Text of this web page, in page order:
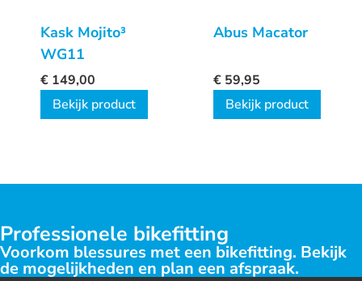
Kask Mojito³
WG11
€ 149,00
Bekijk product
Abus Macator
€ 59,95
Bekijk product
Professionele bikefitting
Voorkom blessures met een bikefitting. Bekijk
de mogelijkheden en plan een afspraak.